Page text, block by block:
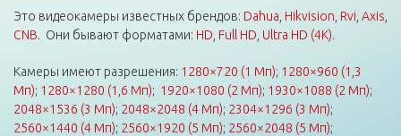
Это видеокамеры известных брендов: Dahua Hikvision Rvi Axis
CNB. Они бывают форматами: HD Full HD Ultra HD (4K).
Камеры имеют разрешения: 1280×720 (1 Мп); 1280×960 (1,3
Мп); 1280×1280 (1,6 Мп); 1920×1080 (2 Мп); 1930×1088 (2 Мп);
2048×1536 (3 Мп); 2048×2048 (4 Мп); 2304×1296 (3 Мп);
2560×1440 (4 Мп); 2560×1920 (5 Мп); 2560×2048 (5 Мп);